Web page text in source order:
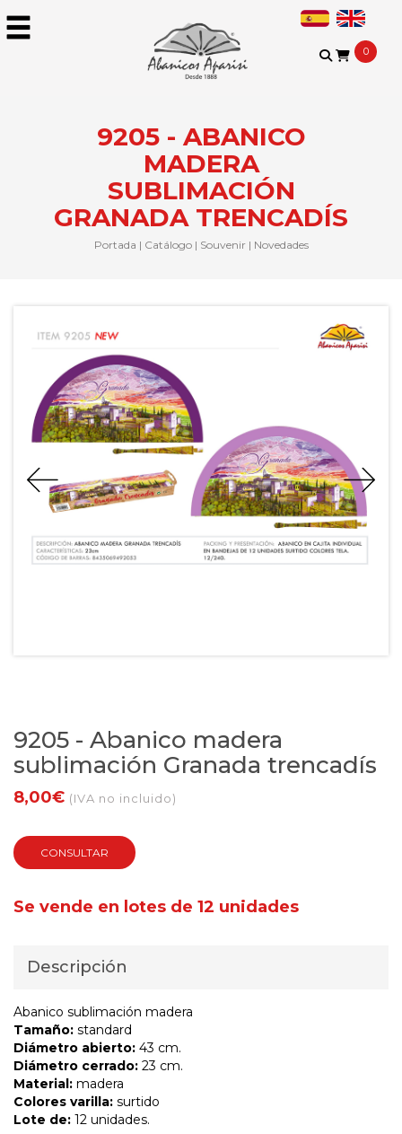
0
9205 - ABANICO
MADERA
SUBLIMACIÓN
GRANADA TRENCADÍS
Portada | Catálogo| Souvenir| Novedades
9205 - Abanico madera
sublimación Granada trencadís
8,00€ (IVA no incluido)
CONSULTAR
Se vende en lotes de 12 unidades
Descripción
Abanico sublimación madera
Tamaño: standard
Diámetro abierto: 43 cm.
Diámetro cerrado: 23 cm.
Material: madera
Colores varilla: surtido
Lote de: 12 unidades.